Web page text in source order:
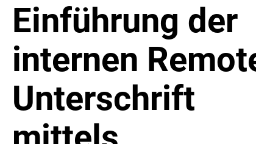
Einführung der
internen
Unterschrift